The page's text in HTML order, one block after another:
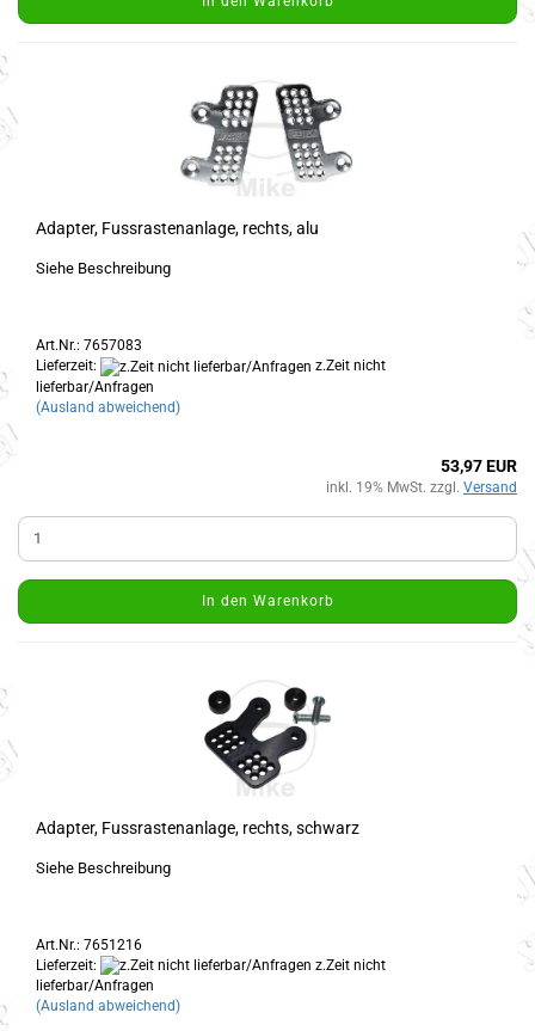
Adapter, Fussrastenanlage, rechts, alu
Siehe Beschreibung
Art.Nr.: 7657083
Lieferzeit:
z.Zeit nicht
lieferbar/Anfragen
(Ausland abweichend)
53,97 EUR
inkl. 19% MwSt. zzgl. Versand
In den Warenkorb
Adapter, Fussrastenanlage, rechts, schwarz
Siehe Beschreibung
Art.Nr.: 7651216
Lieferzeit:
z.Zeit nicht
lieferbar/Anfragen
(Ausland abweichend)